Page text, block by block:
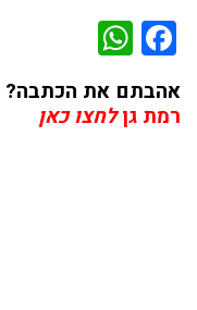
Facebook
אהבתם את הכתבה?
רמת גןלחצו כאן